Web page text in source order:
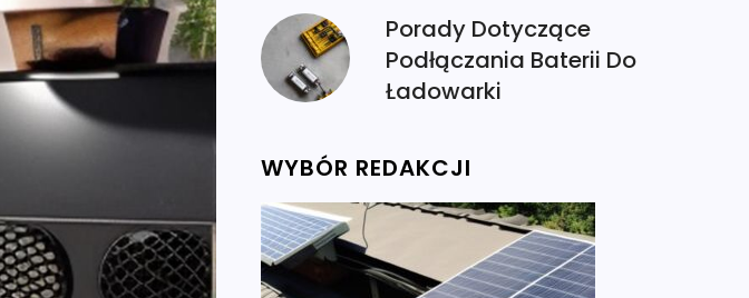
Porady Dotyczące
Podłączania Baterii Do
Ładowarki
WYBÓR REDAKCJI